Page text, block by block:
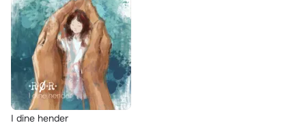
I dine hender